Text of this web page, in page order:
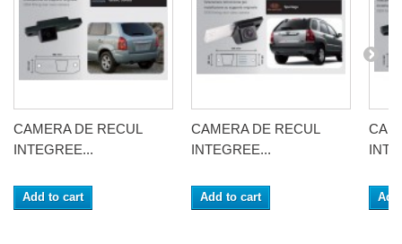
CAMERA DE RECUL
INTEGREE...
Add to cart
CAMERA DE RECUL
INTEGREE...
Add to cart